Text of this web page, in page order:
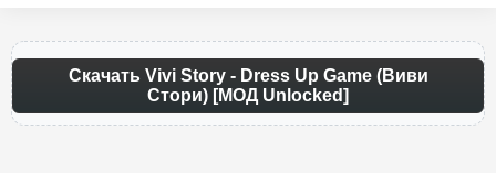
Скачать Vivi Story - Dress Up Game (Виви
Стори) [МОД Unlocked]